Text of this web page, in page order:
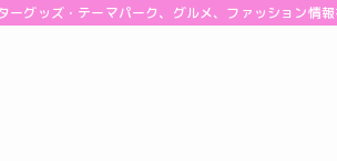
ーグッズ・テーマパーク、グルメ、ファッション情